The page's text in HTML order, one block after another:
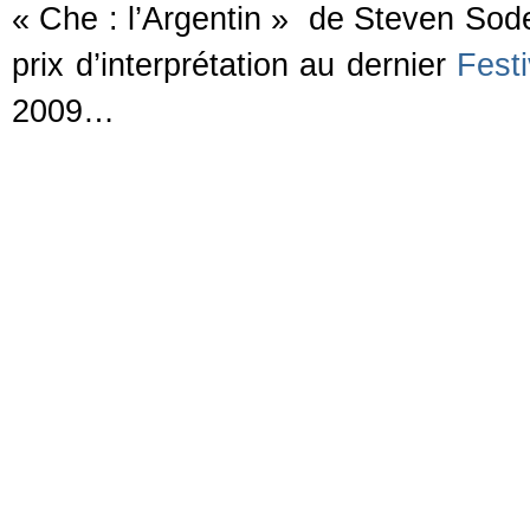
« Che : l’Argentin » de Steven
prix d’interprétation au dernier
2009…